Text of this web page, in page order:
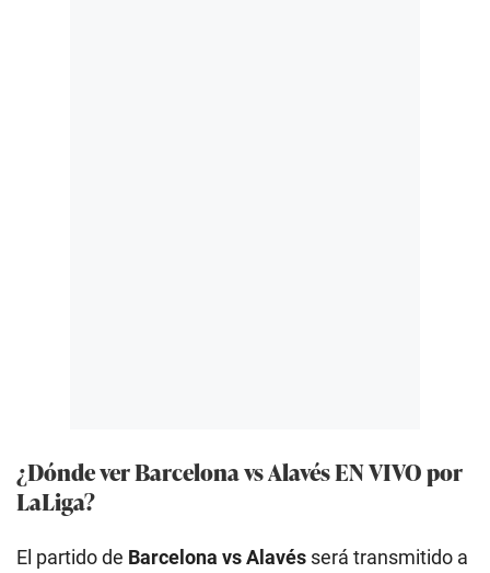
¿Dónde ver Barcelona vs Alavés EN VIVO por
LaLiga?
El partido de Barcelona vs Alavés será transmitido a